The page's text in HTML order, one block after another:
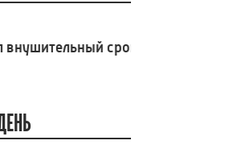
срок за попытку